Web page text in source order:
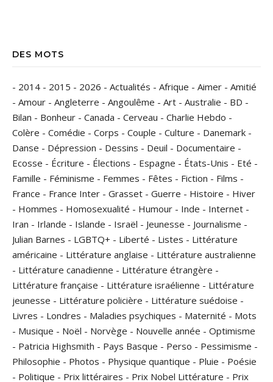
DES MOTS
- 2014 - 2015 - 2026 - Actualités - Afrique - Aimer - Amitié
- Amour - Angleterre - Angoulême - Art - Australie - BD -
Bilan - Bonheur - Canada - Cerveau - Charlie Hebdo -
Colère - Comédie - Corps - Couple - Culture - Danemark -
Danse - Dépression - Dessins - Deuil - Documentaire -
Ecosse - Écriture - Élections - Espagne - États-Unis - Eté -
Famille - Féminisme - Femmes - Fêtes - Fiction - Films -
France - France Inter - Grasset - Guerre - Histoire - Hiver
- Hommes - Homosexualité - Humour - Inde - Internet -
Iran - Irlande - Islande - Israël - Jeunesse - Journalisme -
Julian Barnes - LGBTQ+ - Liberté - Listes - Littérature
américaine - Littérature anglaise - Littérature australienne
- Littérature canadienne - Littérature étrangère -
Littérature française - Littérature israélienne - Littérature
jeunesse - Littérature policière - Littérature suédoise -
Livres - Londres - Maladies psychiques - Maternité - Mots
- Musique - Noël - Norvège - Nouvelle année - Optimisme
- Patricia Highsmith - Pays Basque - Perso - Pessimisme -
Philosophie - Photos - Physique quantique - Pluie - Poésie
- Politique - Prix littéraires - Prix Nobel Littérature - Prix